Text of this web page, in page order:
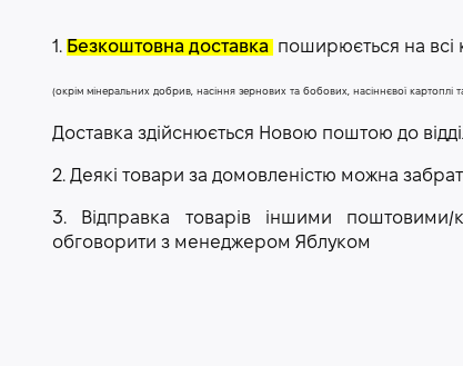
1. Безкоштовна доставка поширюється на всі
(окрім мінеральних добрив, насіння зернових та бобових, насіннєвої картоплі
Доставка здійснюється Новою поштою до
2. Деякі товари за домовленістю можна
3. Відправка товарів іншими
обговорити з менеджером Яблуком